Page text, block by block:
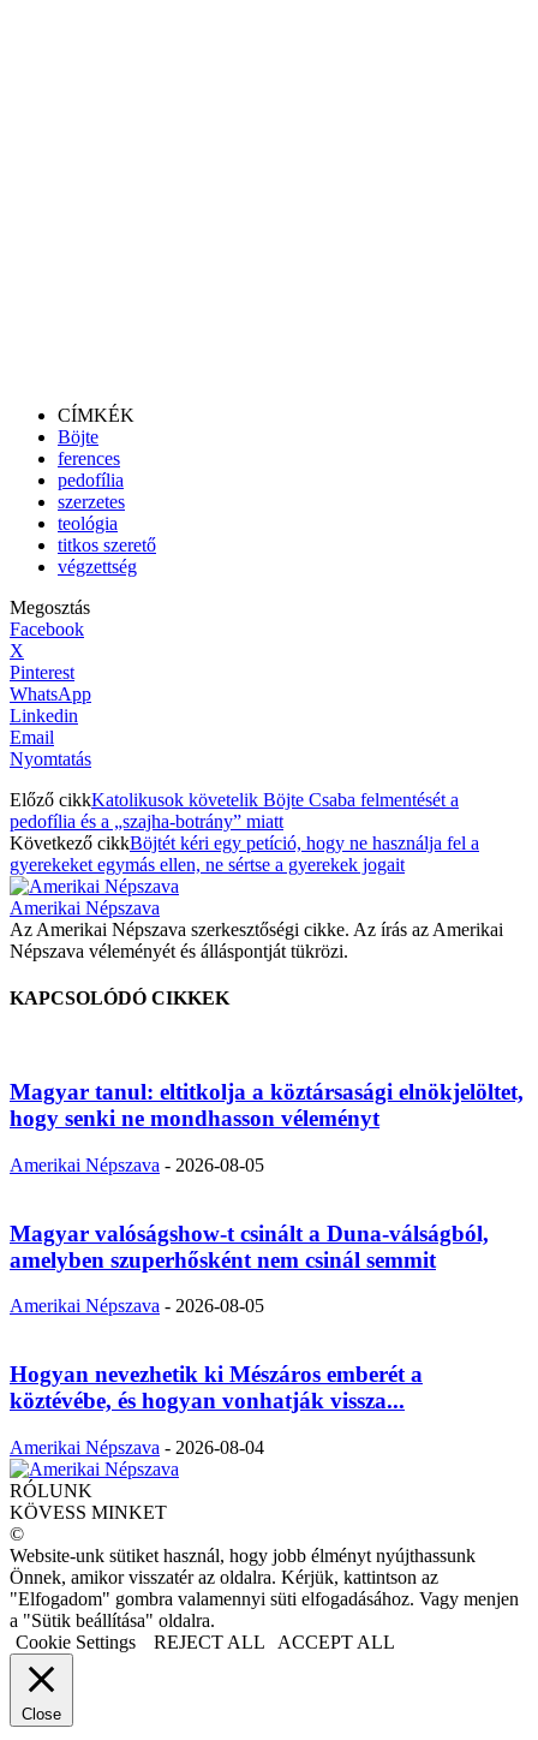
CÍMKÉK
Böjte
ferences
pedofília
szerzetes
teológia
titkos szerető
végzettség
Megosztás
Facebook
X
Pinterest
WhatsApp
Linkedin
Email
Nyomtatás
Előző cikkKatolikusok követelik Böjte Csaba felmentését a
pedofília és a „szajha-botrány” miatt
Következő cikkBöjtét kéri egy petíció, hogy ne használja fel a
gyerekeket egymás ellen, ne sértse a gyerekek jogait
Amerikai Népszava
Az Amerikai Népszava szerkesztőségi cikke. Az írás az Amerikai
Népszava véleményét és álláspontját tükrözi.
KAPCSOLÓDÓ CIKKEK
Magyar tanul: eltitkolja a köztársasági elnökjelöltet,
hogy senki ne mondhasson véleményt
Amerikai Népszava - 2026-08-05
Magyar valóságshow-t csinált a Duna-válságból,
amelyben szuperhősként nem csinál semmit
Amerikai Népszava - 2026-08-05
Hogyan nevezhetik ki Mészáros emberét a
köztévébe, és hogyan vonhatják vissza...
Amerikai Népszava - 2026-08-04
RÓLUNK
KÖVESS MINKET
©
Website-unk sütiket használ, hogy jobb élményt nyújthassunk
Önnek, amikor visszatér az oldalra. Kérjük, kattintson az
"Elfogadom" gombra valamennyi süti elfogadásához. Vagy menjen
a "Sütik beállítása" oldalra.
Cookie Settings
REJECT ALL ACCEPT ALL
Close